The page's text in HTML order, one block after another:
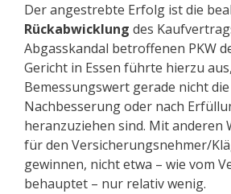
Der angestrebte Erfolg ist die
Rückabwicklung des
Abgasskandal betroffenen PKW
Gericht in Essen führte hierzu
Bemessungswert gerade nicht
Nachbesserung oder nach
heranzuziehen sind. Mit anderen
für den Versicherungsnehmer/
gewinnen, nicht etwa – wie vom
behauptet – nur relativ wenig.